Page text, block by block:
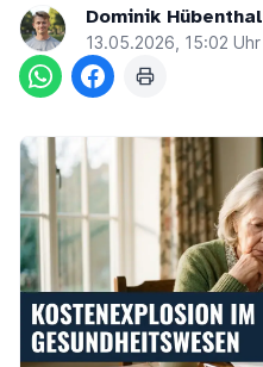
Dominik Hübenthal
13.05.2026, 15:02 Uhr